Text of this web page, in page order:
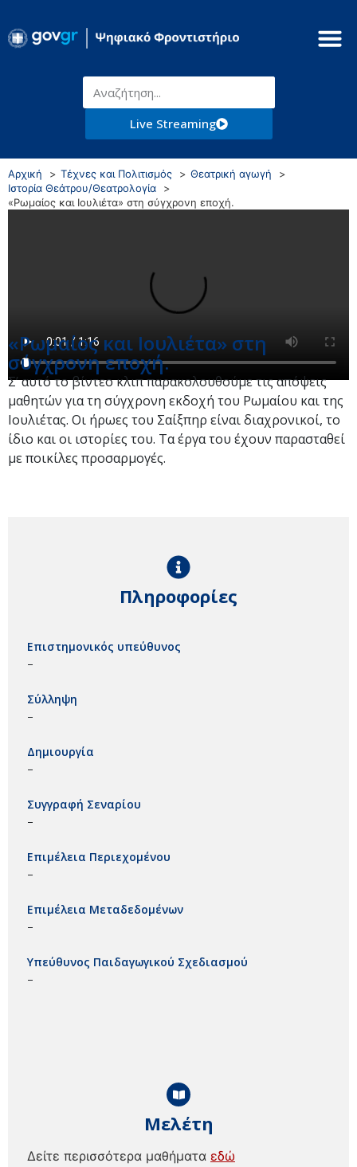
Live Streaming
Αρχική Τέχνες και Πολιτισμός
Θεατρική αγωγή
Ιστορία Θεάτρου/Θεατρολογία
«Ρωμαίος και Ιουλιέτα» στη σύγχρονη εποχή.
«Ρωμαίος και Ιουλιέτα» στη
σύγχρονη εποχή.
Σ’ αυτό το βίντεο κλιπ παρακολουθούμε τις απόψεις
μαθητών για τη σύγχρονη εκδοχή του Ρωμαίου και της
Ιουλιέτας. Οι ήρωες του Σαίξπηρ είναι διαχρονικοί, το
ίδιο και οι ιστορίες του. Τα έργα του έχουν παρασταθεί
με ποικίλες προσαρμογές.
Μελέτη
Δείτε περισσότερα μαθήματα εδώ
Πληροφορίες
Επιστημονικός υπεύθυνος
–
Σύλληψη
–
Δημιουργία
–
Συγγραφή Σεναρίου
–
Επιμέλεια Περιεχομένου
–
Επιμέλεια Μεταδεδομένων
–
Υπεύθυνος Παιδαγωγικού Σχεδιασμού
–